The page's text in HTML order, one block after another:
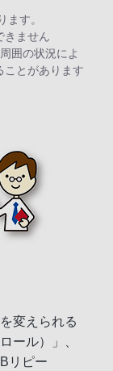
ます。
きません
囲の状況によ
ことがあります
変えられる
ール）」、
リピー